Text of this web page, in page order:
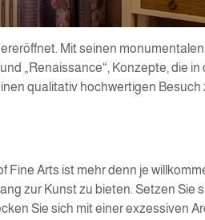
Mit seinen
„Renaissance“, Konzepte, die
qualitativ hochwertigen
Arts ist mehr denn je
zur Kunst zu bieten. Setzen Sie
Sie sich mit einer exzessiven